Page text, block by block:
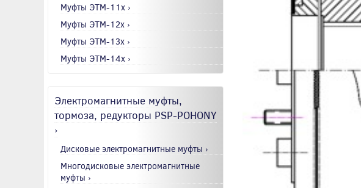
Муфты ЭТМ-11x ›
Муфты ЭТМ-12x ›
Муфты ЭТМ-13x ›
Муфты ЭТМ-14x ›
Электромагнитные муфты,
тормоза, редукторы PSP-POHONY
›
Дисковые электромагнитные муфты ›
Многодисковые электромагнитные
муфты ›